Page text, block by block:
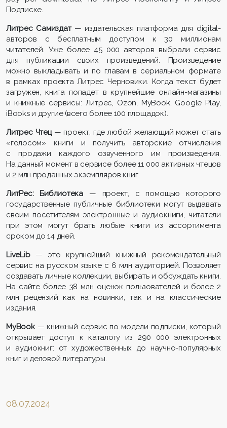
Подписке.
Литрес Самиздат— издательская платформа для digital-
авторов с бесплатным доступом к 30 миллионам
читателей. Уже более 45 000 авторов выбрали сервис
для публикации своих произведений. Произведение
можно выкладывать и по главам в сериальном формате
в рамках проекта Литрес Черновики. Когда текст будет
загружен, книга попадет в крупнейшие онлайн-магазины
и книжные сервисы: Литрес, Ozon, MyBook, Google Play,
iBooks и другие (всего более 100 площадок).
Литрес Чтец— проект, где любой желающий может стать
«голосом» книги и получить авторские отчисления
с продажи каждого озвученного им произведения.
На данный момент в сервисе более 11 000 активных чтецов
и 2 млн проданных экземпляров книг.
ЛитРес: Библиотека — проект, с помощью которого
государственные публичные библиотеки могут выдавать
своим посетителям электронные и аудиокниги, читатели
при этом могут брать любые книги из ассортимента
сроком до 14 дней.
LiveLib— это крупнейший книжный рекомендательный
сервис на русском языке с 6 млн аудиторией. Позволяет
создавать личные коллекции, выбирать и обсуждать книги.
На сайте более 38 млн оценок пользователей и более 2
млн рецензий как на новинки, так и на классические
издания.
MyBook — книжный сервис по модели подписки, который
открывает доступ к каталогу из 290 000 электронных
и аудиокниг: от художественных до научно-популярных
книг и деловой литературы.
08.07.2024